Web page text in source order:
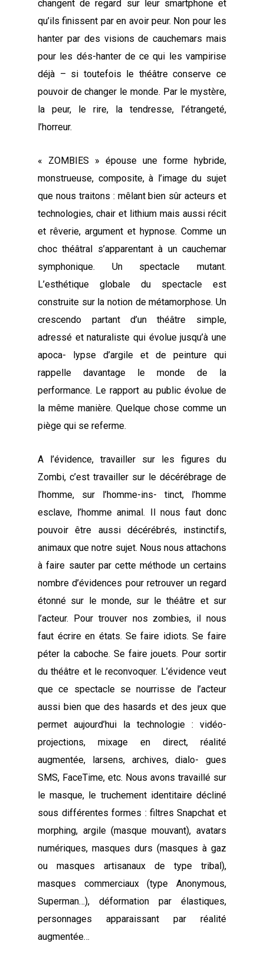
changent de regard sur leur smartphone et
qu’ils finissent par en avoir peur. Non pour les
hanter par des visions de cauchemars mais
pour les dés-hanter de ce qui les vampirise
déjà – si toutefois le théâtre conserve ce
pouvoir de changer le monde. Par le mystère,
la peur, le rire, la tendresse, l’étrangeté,
l’horreur.
« ZOMBIES » épouse une forme hybride,
monstrueuse, composite, à l’image du sujet
que nous traitons : mêlant bien sûr acteurs et
technologies, chair et lithium mais aussi récit
et rêverie, argument et hypnose. Comme un
choc théâtral s’apparentant à un cauchemar
symphonique. Un spectacle mutant.
L’esthétique globale du spectacle est
construite sur la notion de métamorphose. Un
crescendo partant d’un théâtre simple,
adressé et naturaliste qui évolue jusqu’à une
apoca- lypse d’argile et de peinture qui
rappelle davantage le monde de la
performance. Le rapport au public évolue de
la même manière. Quelque chose comme un
piège qui se referme.
A l’évidence, travailler sur les figures du
Zombi, c’est travailler sur le décérébrage de
l’homme, sur l’homme-ins- tinct, l’homme
esclave, l’homme animal. Il nous faut donc
pouvoir être aussi décérébrés, instinctifs,
animaux que notre sujet. Nous nous attachons
à faire sauter par cette méthode un certains
nombre d’évidences pour retrouver un regard
étonné sur le monde, sur le théâtre et sur
l’acteur. Pour trouver nos zombies, il nous
faut écrire en états. Se faire idiots. Se faire
péter la caboche. Se faire jouets. Pour sortir
du théâtre et le reconvoquer. L’évidence veut
que ce spectacle se nourrisse de l’acteur
aussi bien que des hasards et des jeux que
permet aujourd’hui la technologie : vidéo-
projections, mixage en direct, réalité
augmentée, larsens, archives, dialo- gues
SMS, FaceTime, etc. Nous avons travaillé sur
le masque, le truchement identitaire décliné
sous différentes formes : filtres Snapchat et
morphing, argile (masque mouvant), avatars
numériques, masques durs (masques à gaz
ou masques artisanaux de type tribal),
masques commerciaux (type Anonymous,
Superman…), déformation par élastiques,
personnages apparaissant par réalité
augmentée…